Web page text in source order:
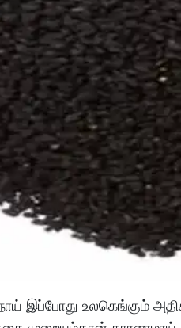
இப்போது உலகெங்கும்